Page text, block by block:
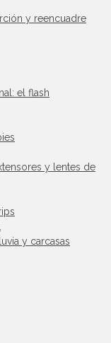
y reencuadre
el flash
y lentes de
y carcasas